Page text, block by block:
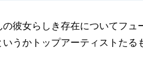
彼女らしき存在についてフュ
いうかトップアーティストた